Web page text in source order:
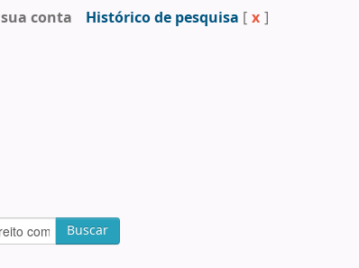
conta Histórico de pesquisa [ x ]
Buscar